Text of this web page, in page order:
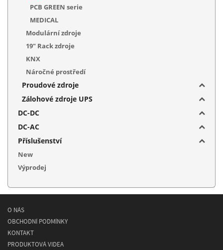
PCB GREEN serie
MEDICAL
Modulární zdroje
19" Rack zdroje
KNX
Náročné prostředí
Proudové zdroje
Zálohové zdroje UPS
DC-DC
DC-AC
Příslušenství
New
Výprodej
O NÁS
OBCHODNÍ PODMÍNKY
KONTAKT
PRODUKTOVÁ VIDEA